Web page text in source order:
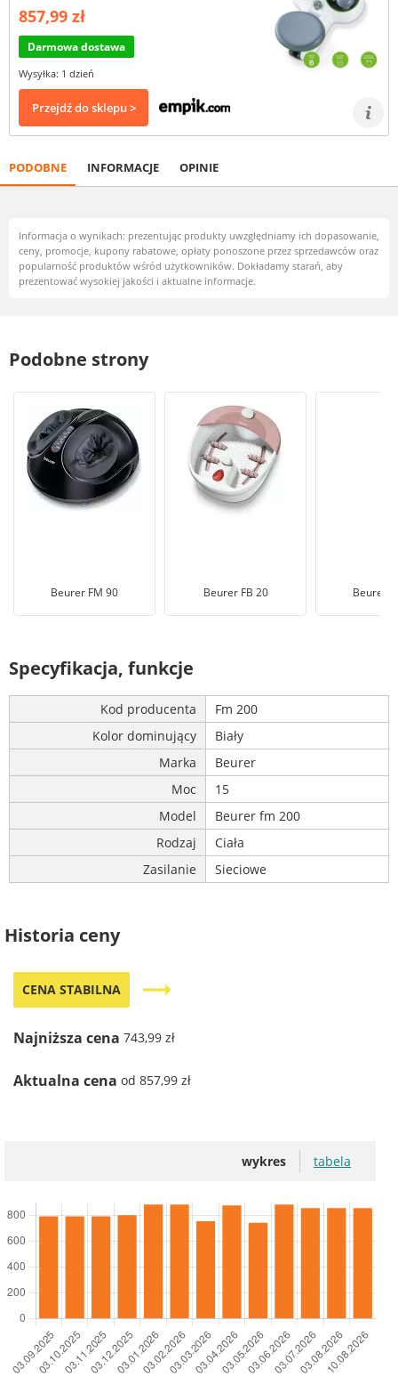
857,99 zł
Darmowa dostawa
Wysyłka: 1 dzień
Przejdź do sklepu >
PODOBNE INFORMACJE OPINIE
Informacja o wynikach: prezentując produkty uwzględniamy ich dopasowanie,
ceny, promocje, kupony rabatowe, opłaty ponoszone przez sprzedawców oraz
popularność produktów wśród użytkowników. Dokładamy starań, aby
prezentować wysokiej jakości i aktualne informacje.
Podobne strony
Beurer FM 90 Beurer FB 20 Beurer
Specyfikacja, funkcje
Kod producenta
Fm 200
Kolor dominujący
Biały
Marka
Beurer
Moc
15
Model
Beurer fm 200
Rodzaj
Ciała
Zasilanie
Sieciowe
Historia ceny
CENA STABILNA trending_flat
Najniższa cena 743,99 zł
Aktualna cena od 857,99 zł
wykres tabela